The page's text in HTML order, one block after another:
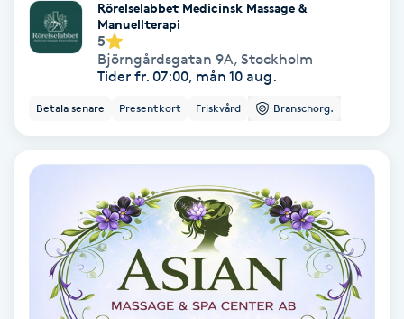
Läpptatuering
Manikyr & Pedikyr
Massage
Medial vägledning
Rörelselabbet Medicinsk Massage &
Manuellterapi
5
Björngårdsgatan 9A, Stockholm
Tider fr. 07:00, mån 10 aug.
Betala senare Presentkort Friskvård Branschorg.